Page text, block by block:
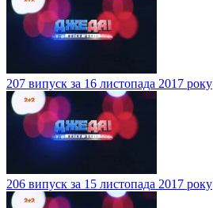
207 випуск за 16 листопада 2017 року
206 випуск за 15 листопада 2017 року